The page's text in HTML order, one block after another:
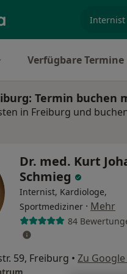
Verfügbare Termine
Termin buchen
in Freiburg und
Dr. med. Kurt
Schmieg
Internist, Kardiologe,
Sportmediziner · Mehr
84
59, Freiburg • Zu